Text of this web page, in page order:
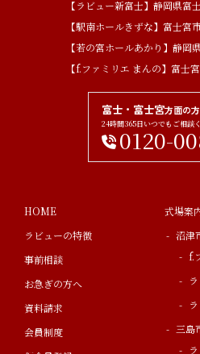
【ラビュー新富士】静岡県富
【駅南ホールきずな】富士宮
【若の宮ホールあかり】静岡
【f.ファミリエ まんの】富士
富士・富士宮方面の方
24時間365日いつでもご相談
0120-
HOME
ラビューの特徴
事前相談
お急ぎの方へ
資料請求
会員制度
式場案
沼津
f.
三島